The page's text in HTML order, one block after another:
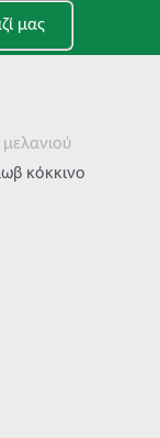
μας
μελανιού
κόκκινο